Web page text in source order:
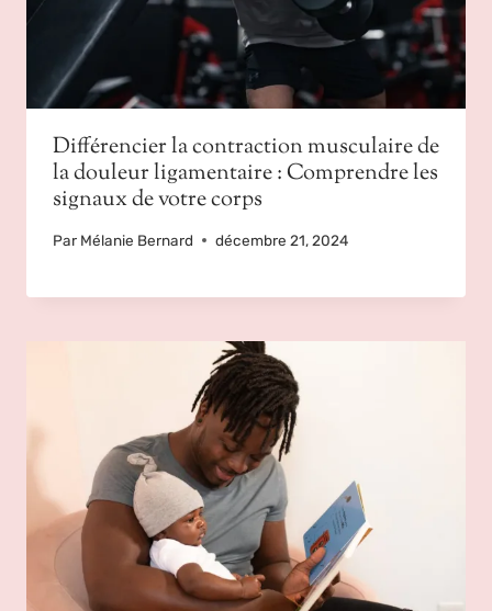
Différencier la contraction musculaire de
la douleur ligamentaire : Comprendre les
signaux de votre corps
Par Mélanie Bernard décembre 21, 2024